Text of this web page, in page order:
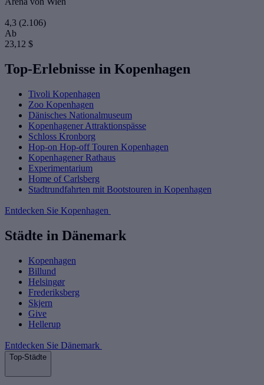
4,3 (2.106)
Ab
23,12 $
Top-Erlebnisse in Kopenhagen
Tivoli Kopenhagen
Zoo Kopenhagen
Dänisches Nationalmuseum
Kopenhagener Attraktionspässe
Schloss Kronborg
Hop-on Hop-off Touren Kopenhagen
Kopenhagener Rathaus
Experimentarium
Home of Carlsberg
Stadtrundfahrten mit Bootstouren in Kopenhagen
Entdecken Sie Kopenhagen
Städte in Dänemark
Kopenhagen
Billund
Helsingør
Frederiksberg
Skjern
Give
Hellerup
Entdecken Sie Dänemark
Top-Städte